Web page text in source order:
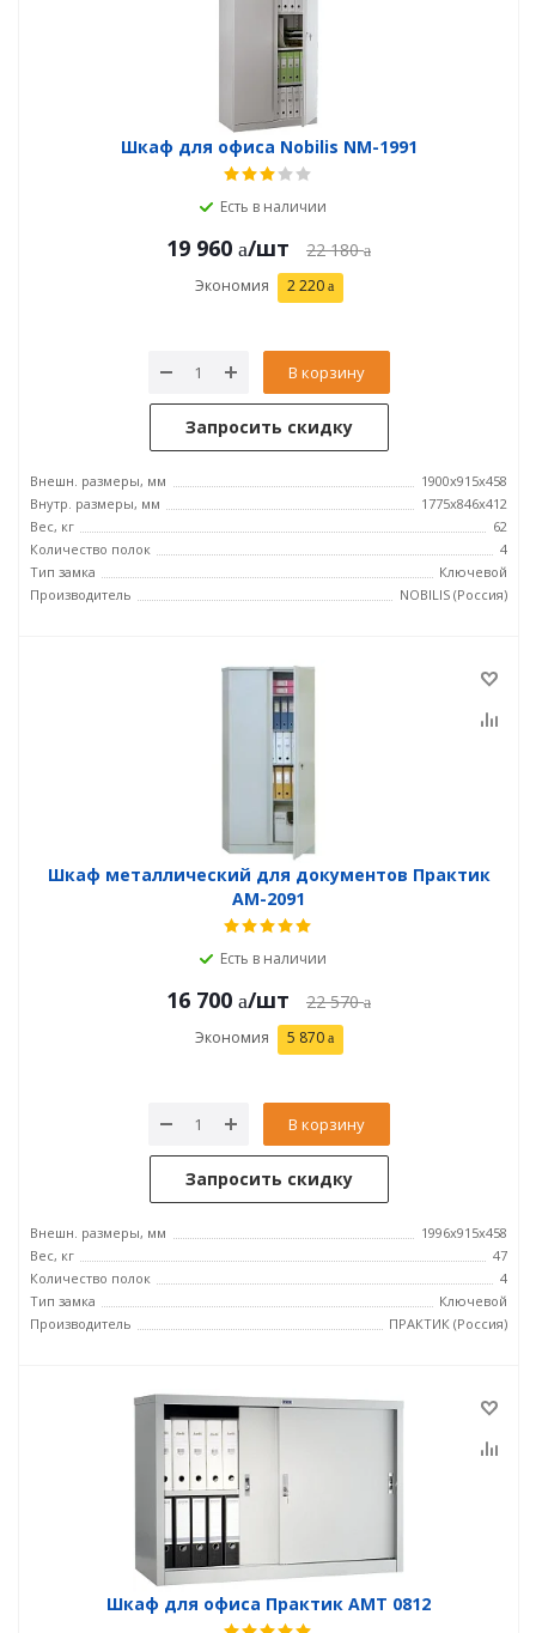
Шкаф для офиса Nobilis NM-1991
Есть в наличии
19 960 /шт 22 180
Экономия 2 220
В корзину
Запросить скидку
Внешн. размеры, мм
1900x915x458
Внутр. размеры, мм
1775x846x412
Вес, кг
62
Количество полок
4
Тип замка
Ключевой
Производитель
NOBILIS (Россия)
Шкаф металлический для документов Практик
AM-2091
Есть в наличии
16 700 /шт 22 570
Экономия 5 870
В корзину
Запросить скидку
Внешн. размеры, мм
1996x915x458
Вес, кг
47
Количество полок
4
Тип замка
Ключевой
Производитель
ПРАКТИК (Россия)
Шкаф для офиса Практик AMT 0812